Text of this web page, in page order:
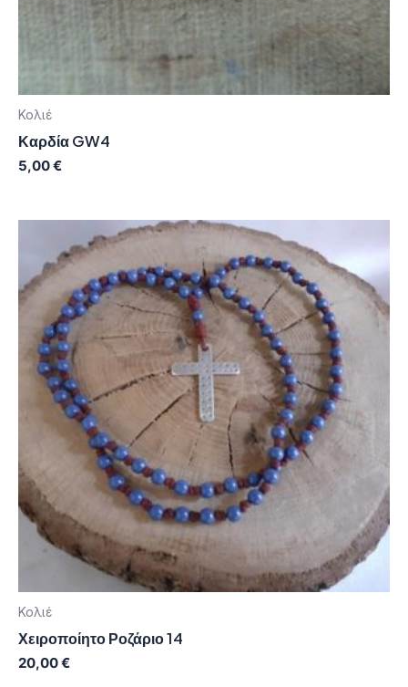
Κολιέ
Καρδία GW4
5,00€
Κολιέ
Χειροποίητο Ροζάριο 14
20,00€